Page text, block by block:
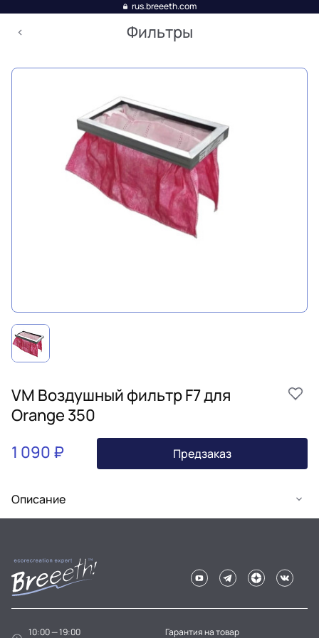
rus.breeeth.com
Фильтры
VM Воздушный фильтр F7 для
Orange 350
1 090 ₽
Предзаказ
Описание
10:00 — 19:00 Гарантия на товар